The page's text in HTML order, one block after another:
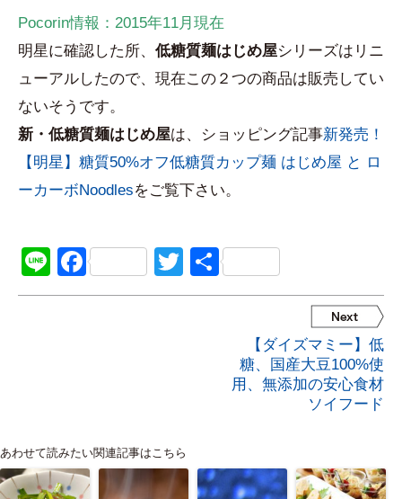
Pocorin情報：2015年11月現在
明星に確認した所、 低糖質麺はじめ屋シリーズはリニ
ューアルしたので、現在この２つの商品は販売してい
ないそうです。
新・低糖質麺はじめ屋は、ショッピング記事新発売！
【明星】糖質50%オフ低糖質カップ麺 はじめ屋 と ロ
ーカーボNoodlesをご覧下さい。
LineFacebookTwitter
共
有
【ダイズマミー】低
糖、国産大豆100%使
用、無添加の安心食材
ソイフード
あわせて読みたい関連記事はこちら